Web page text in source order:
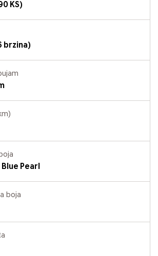
KS)
brzina)
Pearl
boja